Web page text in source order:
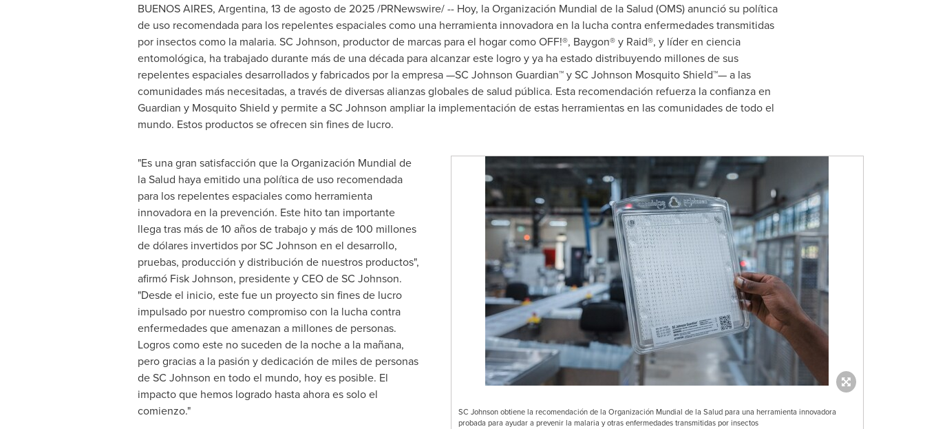
BUENOS AIRES, Argentina, 13 de agosto de 2025/PRNewswire/ -- Hoy, la Organización Mundial de la Salud (OMS) anunció su política
de uso recomendada para los repelentes espaciales como una herramienta innovadora en la lucha contra enfermedades transmitidas
por insectos como la malaria. SC Johnson, productor de marcas para el hogar como OFF!®, Baygon® y Raid®, y líder en ciencia
entomológica, ha trabajado durante más de una década para alcanzar este logro y ya ha estado distribuyendo millones de sus
repelentes espaciales desarrollados y fabricados por la empresa —SC Johnson Guardian™ y SC Johnson Mosquito Shield™— a las
comunidades más necesitadas, a través de diversas alianzas globales de salud pública. Esta recomendación refuerza la confianza en
Guardian y Mosquito Shield y permite a SC Johnson ampliar la implementación de estas herramientas en las comunidades de todo el
mundo. Estos productos se ofrecen sin fines de lucro.
SC Johnson obtiene la recomendación de la Organización Mundial de la Salud para una herramienta innovadora
probada para ayudar a prevenir la malaria y otras enfermedades transmitidas por insectos
"Es una gran satisfacción que la Organización Mundial de
la Salud haya emitido una política de uso recomendada
para los repelentes espaciales como herramienta
innovadora en la prevención. Este hito tan importante
llega tras más de 10 años de trabajo y más de 100 millones
de dólares invertidos por SC Johnson en el desarrollo,
pruebas, producción y distribución de nuestros productos",
afirmó Fisk Johnson, presidente y CEO de SC Johnson.
"Desde el inicio, este fue un proyecto sin fines de lucro
impulsado por nuestro compromiso con la lucha contra
enfermedades que amenazan a millones de personas.
Logros como este no suceden de la noche a la mañana,
pero gracias a la pasión y dedicación de miles de personas
de SC Johnson en todo el mundo, hoy es posible. El
impacto que hemos logrado hasta ahora es solo el
comienzo."